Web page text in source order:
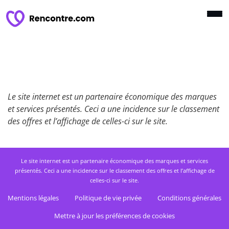
Le site internet est un partenaire économique des marques
et services présentés. Ceci a une incidence sur le classement
des offres et l’affichage de celles-ci sur le site.
Le site internet est un partenaire économique des marques et services
présentés. Ceci a une incidence sur le classement des offres et l’affichage de
celles-ci sur le site.
Mentions légales Politique de vie privée
Conditions générales
Mettre à jour les préférences de cookies